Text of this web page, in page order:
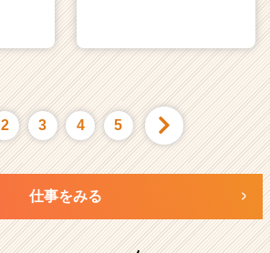
2 3 4 5
仕事をみる